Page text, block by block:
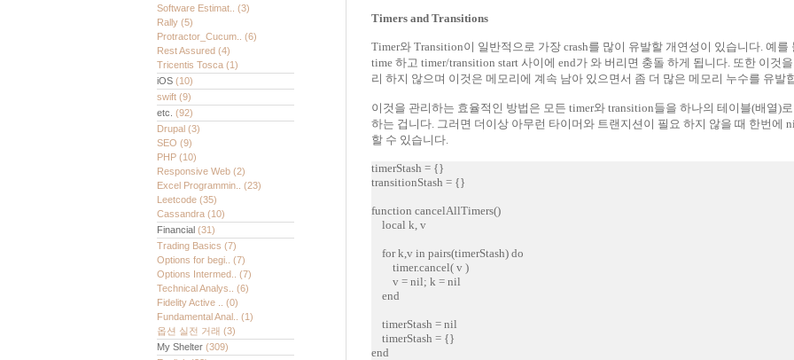
Software Estimat.. (3)
Rally (5)
Protractor_Cucum.. (6)
Rest Assured (4)
Tricentis Tosca (1)
iOS (10)
swift (9)
etc. (92)
Drupal (3)
SEO (9)
PHP (10)
Responsive Web (2)
Excel Programmin.. (23)
Leetcode (35)
Cassandra (10)
Financial (31)
Trading Basics (7)
Options for begi.. (7)
Options Intermed.. (7)
Technical Analys.. (6)
Fidelity Active .. (0)
Fundamental Anal.. (1)
옵션 실전 거래 (3)
My Shelter (309)
Timers and Transitions
Timer와 Transition이 일반적으로 가장 crash를 많이 유발할 개연성이 있습니다. 예를
time 하고 timer/transition start 사이에 end가 와 버리면 충돌 하게 됩니다. 또한 이것
리 하지 않으며 이것은 메모리에 계속 남아 있으면서 좀 더 많은 메모리 누수를 유발
이것을 관리하는 효율적인 방법은 모든 timer와 transition들을 하나의 테이블(배열)
하는 겁니다. 그러면 더이상 아무런 타이머와 트랜지션이 필요 하지 않을 때 한번에
할 수 있습니다.
timerStash = {}
transitionStash = {}
function cancelAllTimers()
local k, v
for k,v in pairs(timerStash) do
timer.cancel( v )
v = nil; k = nil
end
timerStash = nil
timerStash = {}
end